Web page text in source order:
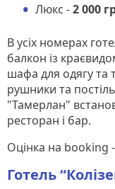
Люкс -2 000
В усіх номерах
балкон із
шафа для одягу та
рушники та
"Тамерлан"
ресторан і бар.
Оцінка на booking
Готель